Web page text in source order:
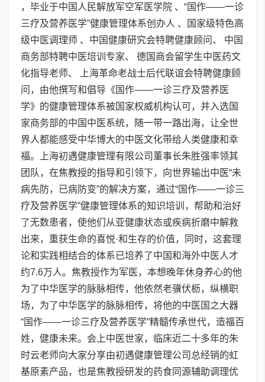
，毕业于中国人民解放军空军医学院 、“国作——一诊
三疗及营养医学”健康管理体系创办人 、国家级特色高
级中医调理师 、中国健康研究会特聘健康顾问、 中国
商务部特聘中医培训专家、 德国商会留学生中医药文
化指导老师、 上海革命老战士后代联谊会特聘健康顾
问，由他撰写和倡导《国作——一诊三疗及营养医
学》的健康管理体系被国家权威机构认可，并入选国
家商务部的中国中医系统，随一带一路出海，让全世
界人都能感受中华博大的中医文化带给人类健康和幸
福。上海初遇健康管理有限公司董事长朱胜强率领其
团队，在焦教授的指导和引领下，向世界输出中医“未
病先防，已病防变”的解决方案，通过“国作——一诊三
疗及营养医学”健康管理体系的知识培训，帮助和治好
了无数患者，使他们从亚健康状态或疾病折磨中解救
出来，重获生命的喜悦·和生存的价值，同时，这套理
论和实践相结合的体系已培养了中国和海外中医人才
约7.6万人。焦教授作为军医，本想晚年休身养心的他
为了中华医学的脉脉相传，他依然老骥伏枥，纵横职
场，为了中华医学的脉脉相传，将他的中医国之大器
“国作——一诊三疗及营养医学”精髓传承世代，造福百
姓，健康未来。会上中医世家，临床近二十多年的朱
时云老师向大家分享由初遇健康管理公司总经销的虹
基原素产品，也是焦教授研发的药食同源辅助调理优